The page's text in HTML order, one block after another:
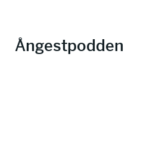
Ångestpodden